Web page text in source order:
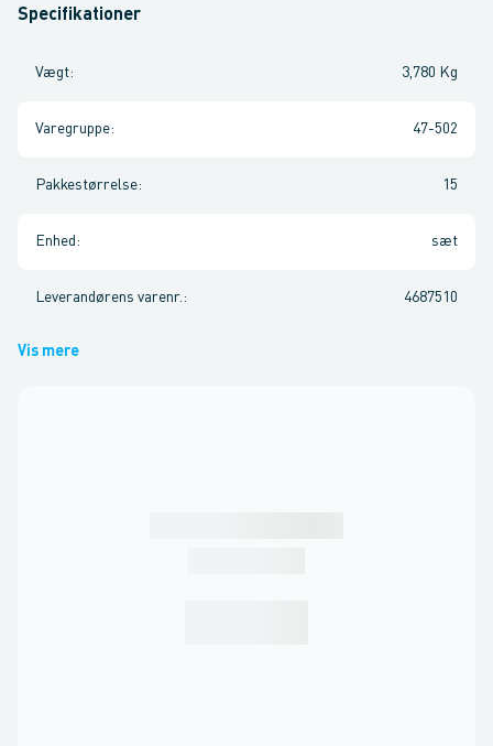
Specifikationer
Vægt: 3,780 Kg
Varegruppe: 47-502
Pakkestørrelse: 15
Enhed : sæt
Leverandørens varenr. : 4687510
Vis mere